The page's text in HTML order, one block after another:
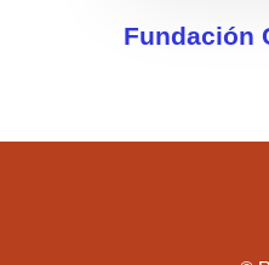
Fundación